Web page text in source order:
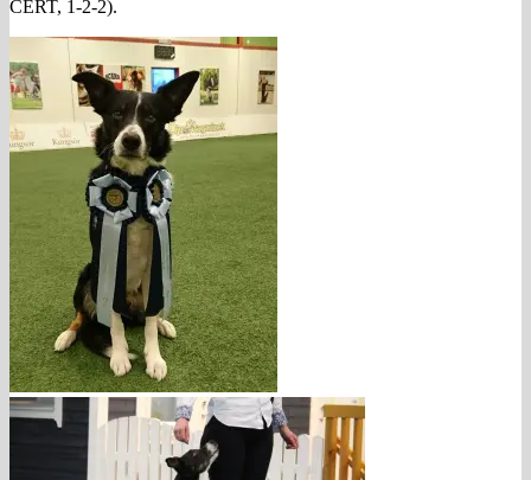
CERT, 1-2-2).